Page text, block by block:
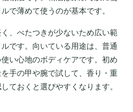
で薄めて使うのが基本です。
、べたつきが少ないため広い範
です。向いている用途は、普通
い心地のボディケアです。初め
手の甲や腕で試して、香り・重
ておくと選びやすくなります。